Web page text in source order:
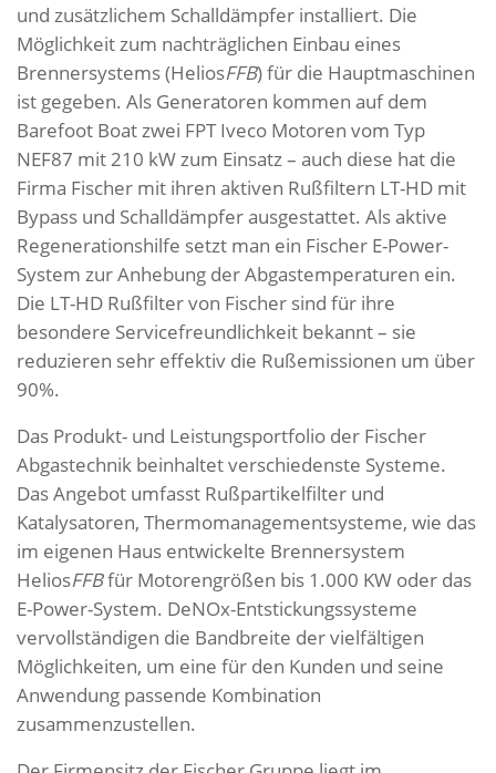
und zusätzlichem Schalldämpfer installiert. Die
Möglichkeit zum nachträglichen Einbau eines
Brennersystems (HeliosFFB) für die Hauptmaschinen
ist gegeben. Als Generatoren kommen auf dem
Barefoot Boat zwei FPT Iveco Motoren vom Typ
NEF87 mit 210 kW zum Einsatz – auch diese hat die
Firma Fischer mit ihren aktiven Rußfiltern LT-HD mit
Bypass und Schalldämpfer ausgestattet. Als aktive
Regenerationshilfe setzt man ein Fischer E-Power-
System zur Anhebung der Abgastemperaturen ein.
Die LT-HD Rußfilter von Fischer sind für ihre
besondere Servicefreundlichkeit bekannt – sie
reduzieren sehr effektiv die Rußemissionen um über
90%.
Das Produkt- und Leistungsportfolio der Fischer
Abgastechnik beinhaltet verschiedenste Systeme.
Das Angebot umfasst Rußpartikelfilter und
Katalysatoren, Thermomanagementsysteme, wie das
im eigenen Haus entwickelte Brennersystem
HeliosFFBfür Motorengrößen bis 1.000 KW oder das
E-Power-System. DeNOx-Entstickungssysteme
vervollständigen die Bandbreite der vielfältigen
Möglichkeiten, um eine für den Kunden und seine
Anwendung passende Kombination
zusammenzustellen.